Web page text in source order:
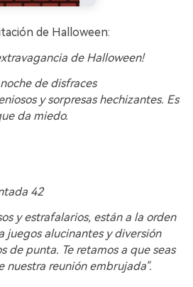
de Halloween:
de Halloween!
de disfraces
y sorpresas hechizantes. Es
da miedo.
42
y estrafalarios, están a la orden
juegos alucinantes y diversión
de punta. Te retamos a que seas
nuestra reunión embrujada".